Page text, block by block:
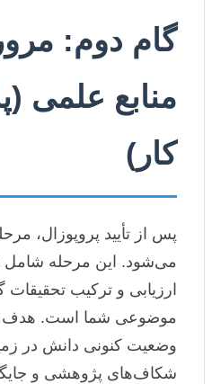
گام دوم:
منابع علمی
کار)
پس از تأیید پروپوزال،
می‌شود. این مرحله شامل
ارزیابی و ترکیب
موضوعی شما است. هدف
وضعیت کنونی دانش در
شکاف‌های پژوهشی و